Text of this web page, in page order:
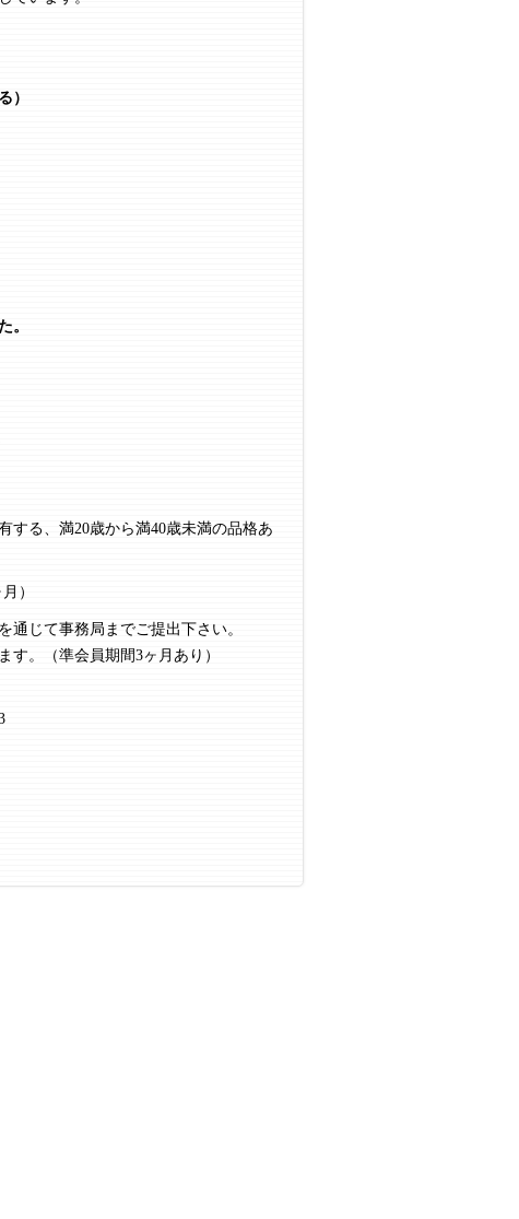
）
。
する、満20歳から満40歳未満の品格あ
）
通じて事務局までご提出下さい。
す。（準会員期間3ヶ月あり）